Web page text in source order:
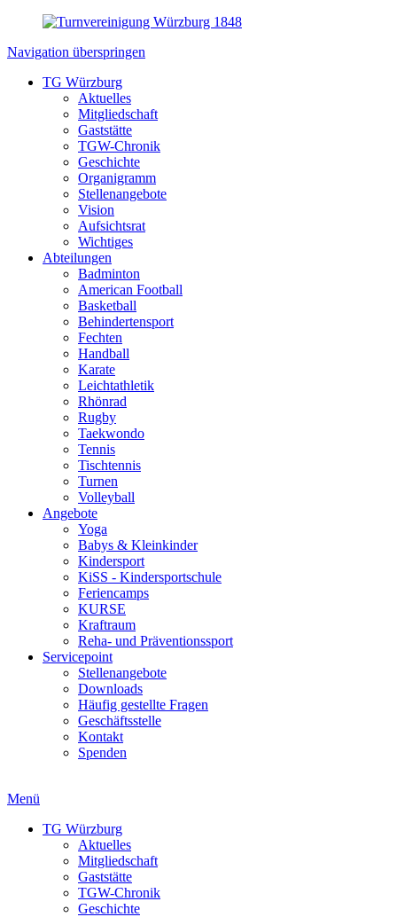
Navigation überspringen
TG Würzburg
Aktuelles
Mitgliedschaft
Gaststätte
TGW-Chronik
Geschichte
Organigramm
Stellenangebote
Vision
Aufsichtsrat
Wichtiges
Abteilungen
Badminton
American Football
Basketball
Behindertensport
Fechten
Handball
Karate
Leichtathletik
Rhönrad
Rugby
Taekwondo
Tennis
Tischtennis
Turnen
Volleyball
Angebote
Yoga
Babys & Kleinkinder
Kindersport
KiSS - Kindersportschule
Feriencamps
KURSE
Kraftraum
Reha- und Präventionssport
Servicepoint
Stellenangebote
Downloads
Häufig gestellte Fragen
Geschäftsstelle
Kontakt
Spenden
Menü
TG Würzburg
Aktuelles
Mitgliedschaft
Gaststätte
TGW-Chronik
Geschichte